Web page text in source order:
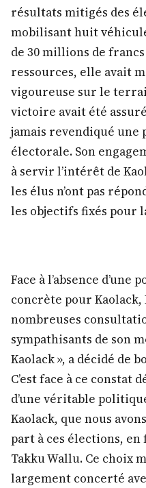
résultats mitigés des
mobilisant huit
de 30 millions de francs
ressources, elle avait
vigoureuse sur le
victoire avait été
jamais revendiqué une
électorale. Son
à servir l’intérêt de
les élus n’ont pas
les objectifs fixés pour
Face à l’absence
concrète pour Kaolack,
nombreuses
sympathisants de son
Kaolack », a décidé de
C’est face à ce constat
d’une véritable
Kaolack, que nous
part à ces élections,
Takku Wallu. Ce choix
largement concerté